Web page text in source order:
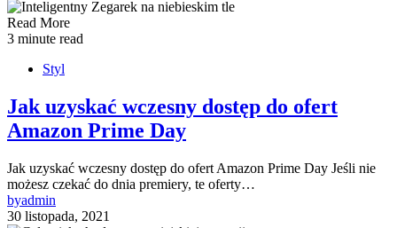
Read More
3 minute read
Styl
Jak uzyskać wczesny dostęp do ofert
Amazon Prime Day
Jak uzyskać wczesny dostęp do ofert Amazon Prime Day Jeśli nie
możesz czekać do dnia premiery, te oferty…
byadmin
30 listopada, 2021